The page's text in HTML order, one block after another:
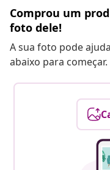
Comprou um
foto dele!
A sua foto pode
abaixo para começar.